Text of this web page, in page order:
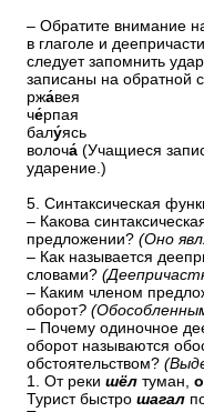
– Обратите внимание
в глаголе и
следует запомнить
записаны на обратной
ржа́вея
че́рпая
балу́ясь
волоча́ (Учащиеся
ударение.)
5. Синтаксическая
– Какова
предложении? (Оно
– Как называется
словами?
– Каким членом
оборот?
– Почему одиночное
оборот называются
обстоятельством?
1. От реки шёл туман,
Турист быстро шагал